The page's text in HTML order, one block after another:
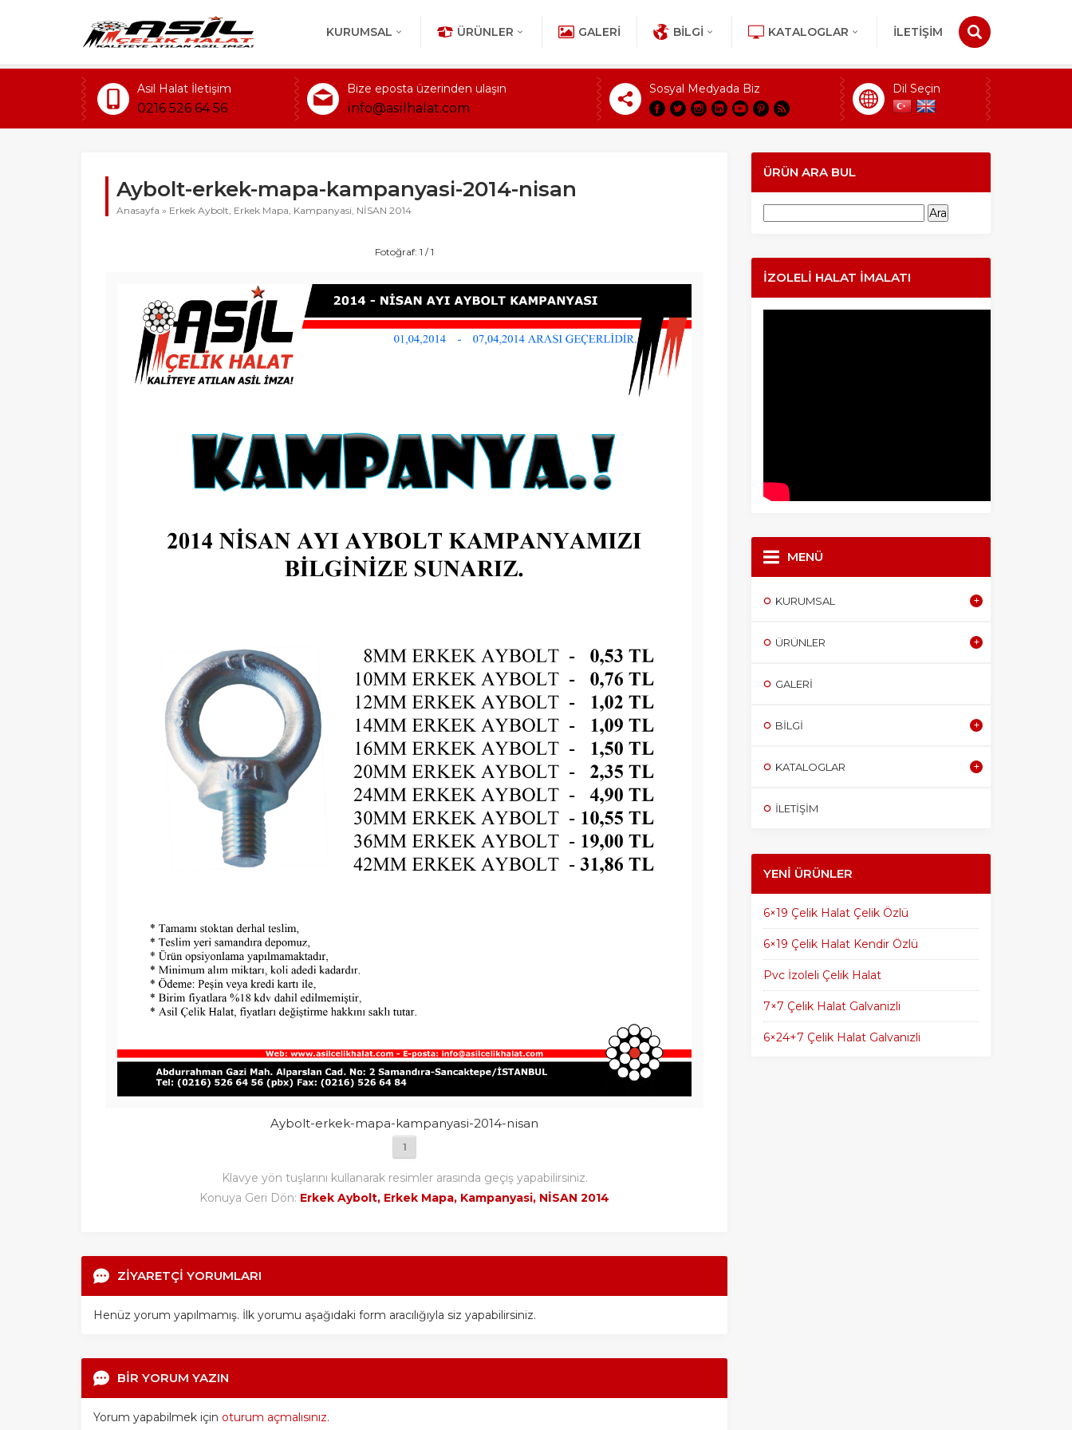
KURUMSAL ÜRÜNLER GALERI BILGI KATALOGLAR İLETİŞİM
Asil Halat İletişim
0216 526 64 56
Bize eposta üzerinden ulaşın
info@asilhalat.com
Sosyal Medyada Biz Dil Seçin
Aybolt-erkek-mapa-kampanyasi-2014-nisan
Anasayfa » Erkek Aybolt, Erkek Mapa, Kampanyasi, NİSAN 2014
Fotoğraf: 1 / 1
Aybolt-erkek-mapa-kampanyasi-2014-nisan
1
Klavye yön tuşlarını kullanarak resimler arasında geçiş yapabilirsiniz.
Konuya Geri Dön: Erkek Aybolt, Erkek Mapa, Kampanyasi, NİSAN 2014
ZİYARETÇİ YORUMLARI
Henüz yorum yapılmamış. İlk yorumu aşağıdaki form aracılığıyla siz yapabilirsiniz.
BİR YORUM YAZIN
Yorum yapabilmek için oturum açmalısınız.
ÜRÜN ARA BUL
İZOLELI HALAT İMALATI
MENÜ
KURUMSAL
ÜRÜNLER
GALERI
BILGI
KATALOGLAR
İLETİŞİM
YENI ÜRÜNLER
6×19 Çelik Halat Çelik Özlü
6×19 Çelik Halat Kendir Özlü
Pvc İzoleli Çelik Halat
7×7 Çelik Halat Galvanizli
6×24+7 Çelik Halat Galvanizli